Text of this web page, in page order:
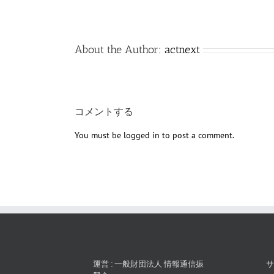
About the Author: actnext
コメントする
You must be logged in to post a comment.
運営 : 一般財団法人 情報通信振